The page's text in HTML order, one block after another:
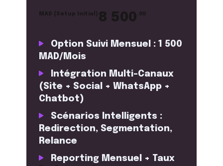
MAD (setup Initial) 8 500 .00
Option Suivi Mensuel : 1 500
MAD/mois
Intégration Multi-Canaux
(site + Social + WhatsApp +
Chatbot)
Scénarios Intelligents :
Redirection, Segmentation,
Relance
Reporting Mensuel + Taux